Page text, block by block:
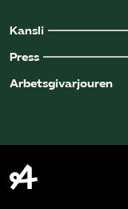
Kansli
Press
Arbetsgivarjouren